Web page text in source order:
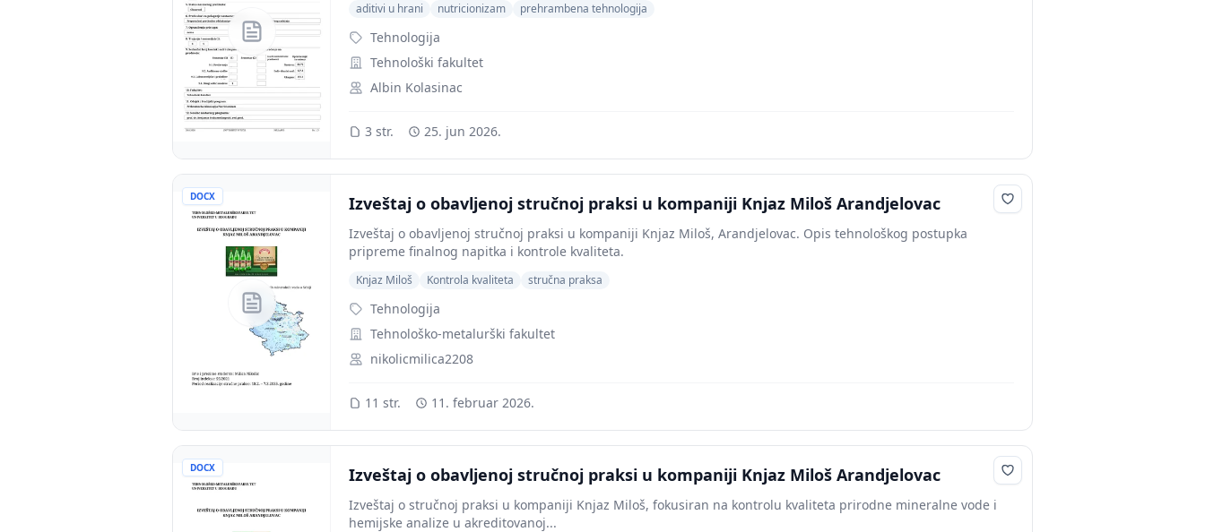
aditivi u hrani nutricionizam prehrambena tehnologija
Tehnologija
Tehnološki fakultet
Albin Kolasinac
3 str. 25. jun 2026.
DOCX Izveštaj o obavljenoj stručnoj praksi u kompaniji Knjaz Miloš Arandjelovac
Izveštaj o obavljenoj stručnoj praksi u kompaniji Knjaz Miloš, Arandjelovac. Opis tehnološkog postupka
pripreme finalnog napitka i kontrole kvaliteta.
Knjaz Miloš Kontrola kvaliteta stručna praksa
Tehnologija
Tehnološko-metalurški fakultet
nikolicmilica2208
11 str. 11. februar 2026.
DOCX Izveštaj o obavljenoj stručnoj praksi u kompaniji Knjaz Miloš Arandjelovac
Izveštaj o stručnoj praksi u kompaniji Knjaz Miloš, fokusiran na kontrolu kvaliteta prirodne mineralne vode i
hemijske analize u akreditovanoj...